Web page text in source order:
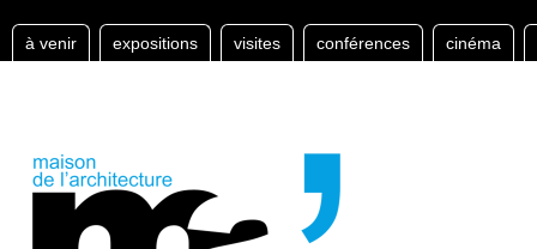
à venir expositions visites conférences cinéma